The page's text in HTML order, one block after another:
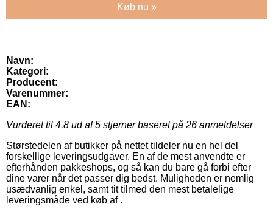
Køb nu »
Navn:
Kategori:
Producent:
Varenummer:
EAN:
Vurderet til 4.8 ud af 5 stjerner baseret på 26 anmeldelser
Størstedelen af butikker på nettet tildeler nu en hel del
forskellige leveringsudgaver. En af de mest anvendte er
efterhånden pakkeshops, og så kan du bare gå forbi efter
dine varer når det passer dig bedst. Muligheden er nemlig
usædvanlig enkel, samt tit tilmed den mest betalelige
leveringsmåde ved køb af .